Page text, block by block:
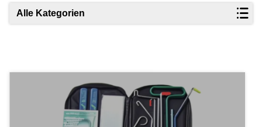
Alle Kategorien